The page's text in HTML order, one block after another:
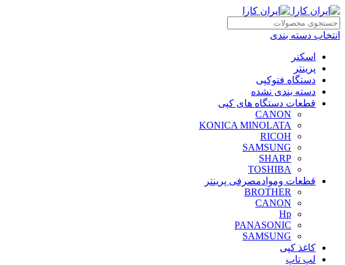
انتخاب دسته بندی
اسکنر
پرینتر
دستگاه فتوکپی
دسته بندی نشده
قطعات دستگاه های کپی
CANON
KONICA MINOLATA
RICOH
SAMSUNG
SHARP
TOSHIBA
قطعات وموادمصرفی پرینتر
BROTHER
CANON
Hp
PANASONIC
SAMSUNG
کاغذ کپی
لپ تاپ